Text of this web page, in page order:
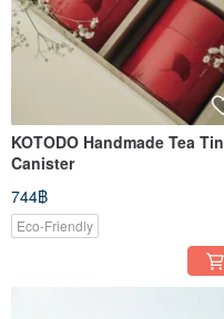
KOTODO Handmade Tea Tin
Canister
744฿
Eco-Friendly